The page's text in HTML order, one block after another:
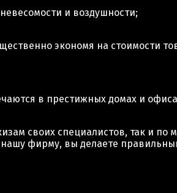
и воздушности;
экономя на стоимости
в престижных домах и
своих специалистов, так и
фирму, вы делаете